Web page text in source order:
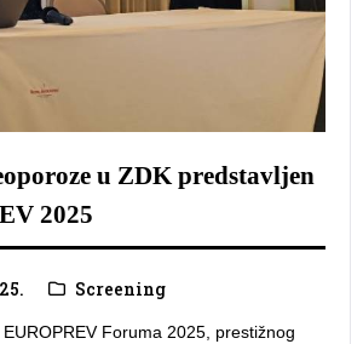
u ZDK predstavljen
2025
Screening
Foruma 2025, prestižnog